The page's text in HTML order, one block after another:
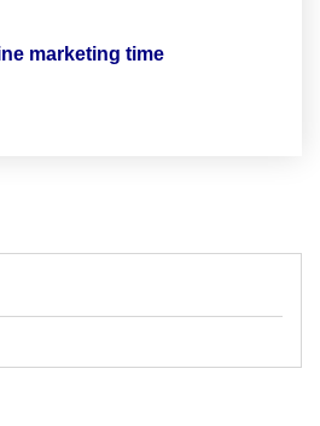
marketing time